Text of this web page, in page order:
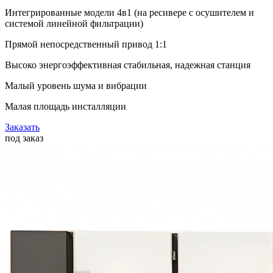
Интегрированные модели 4в1 (на ресивере с осушителем и
системой линейной фильтрации)
Прямой непосредственный привод 1:1
Высоко энергоэффективная стабильная, надежная станция
Малый уровень шума и вибрации
Малая площадь инсталляции
Заказать
под заказ